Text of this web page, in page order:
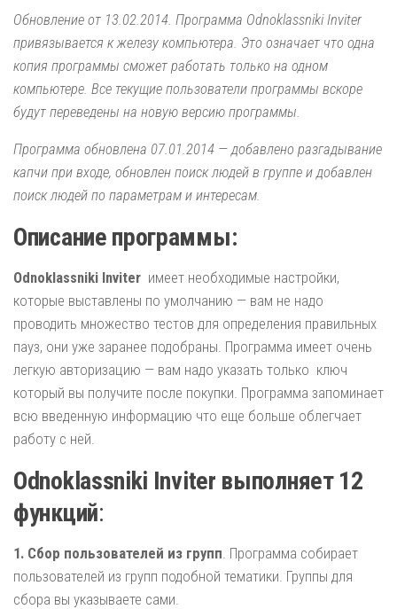
Обновление от 13.02.2014. Программа Odnoklassniki Inviter
привязывается к железу компьютера. Это означает что одна
копия программы сможет работать только на одном
компьютере. Все текущие пользователи программы вскоре
будут переведены на новую версию программы.
Программа обновлена 07.01.2014 — добавлено разгадывание
капчи при входе, обновлен поиск людей в группе и добавлен
поиск людей по параметрам и интересам.
Описание программы:
Odnoklassniki Inviter имеет необходимые настройки,
которые выставлены по умолчанию — вам не надо
проводить множество тестов для определения правильных
пауз, они уже заранее подобраны. Программа имеет очень
легкую авторизацию — вам надо указать только ключ
который вы получите после покупки. Программа запоминает
всю введенную информацию что еще больше облегчает
работу с ней.
Odnoklassniki Inviter выполняет 12
функций:
1. Сбор пользователей из групп . Программа собирает
пользователей из групп подобной тематики. Группы для
сбора вы указываете сами.